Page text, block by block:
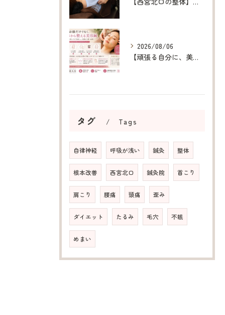
2026/08/06
【頑張る自分に、美容鍼というご褒美を】
タグ Tags
自律神経 呼吸が浅い 鍼灸 整体
根本改善 西宮北口 鍼灸院 首こり
肩こり 腰痛 頭痛 歪み
ダイエット たるみ 毛穴 不眠
めまい